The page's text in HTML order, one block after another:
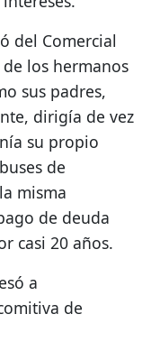
del Comercial
los hermanos
sus padres,
dirigía de vez
su propio
de
misma
de deuda
casi 20 años.
a
de